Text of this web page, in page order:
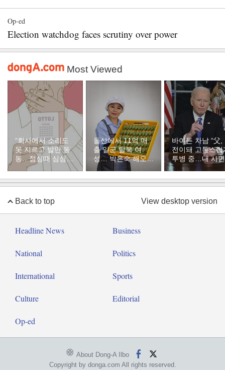
Op-ed
Election watchdog faces scrutiny over power
Most Viewed
“회사에서 소리도
못 지르고 발만 동
동…점심때 심심해
서 산 복권이 1등”
돌산에서 11억 매
출 일군 탈북 여
성… 박은숙 해오름
푸드 대표의 인생
온 이웃]
바이든 차남 “父,
전이돼 고통스럽
투병 중…내 사
불공정했다”
Back to top View desktop version
Headline News Business
National Politics
International Sports
Culture Editorial
Op-ed
About Dong-A Ilbo
Copyright by donga.com All rights reserved.